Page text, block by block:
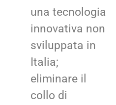
una tecnologia
innovativa non
sviluppata in
Italia;
eliminare il
collo di